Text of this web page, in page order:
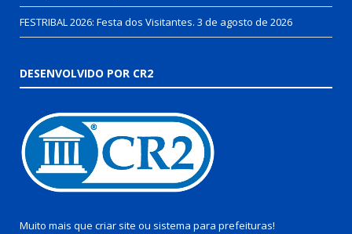
FESTRIBAL 2026: Festa dos Visitantes. 3 de agosto de 2026
DESENVOLVIDO POR CR2
Muito mais que criar site ou sistema para prefeituras!